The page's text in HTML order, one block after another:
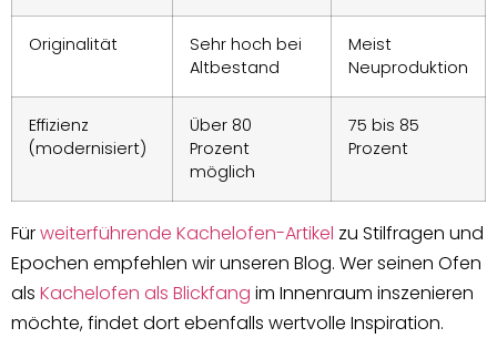
Originalität
Sehr hoch bei
Altbestand
Meist
Neuproduktion
Effizienz
(modernisiert)
Über 80
Prozent
möglich
75 bis 85
Prozent
Fürweiterführende Kachelofen-Artikel zu Stilfragen und
Epochen empfehlen wir unseren Blog. Wer seinen Ofen
als Kachelofen als Blickfang im Innenraum inszenieren
möchte, findet dort ebenfalls wertvolle Inspiration.